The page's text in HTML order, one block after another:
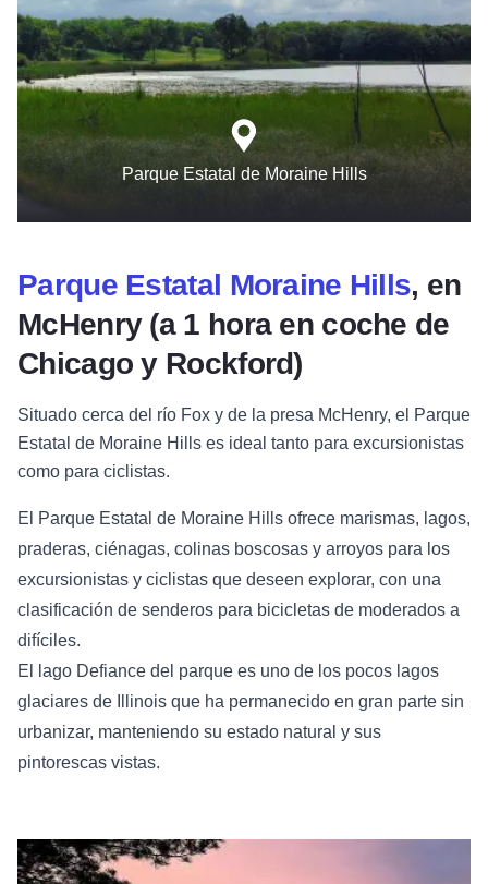
Parque Estatal de Moraine Hills
Parque Estatal Moraine Hills, en
McHenry (a 1 hora en coche de
Chicago y Rockford)
Situado cerca del río Fox y de la presa McHenry, el Parque
Estatal de Moraine Hills es ideal tanto para excursionistas
como para ciclistas.
El Parque Estatal de Moraine Hills ofrece marismas, lagos,
praderas, ciénagas, colinas boscosas y arroyos para los
excursionistas y ciclistas que deseen explorar, con una
clasificación de senderos para bicicletas de moderados a
difíciles.
El lago Defiance del parque es uno de los pocos lagos
glaciares de Illinois que ha permanecido en gran parte sin
urbanizar, manteniendo su estado natural y sus
pintorescas vistas.